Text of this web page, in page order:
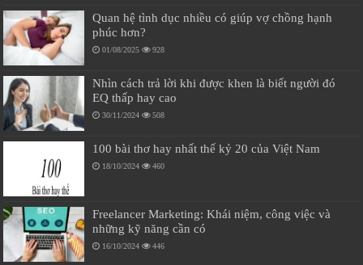
Quan hệ tình dục nhiều có giúp vợ chồng hạnh
phúc hơn?
01/08/2025 928
Nhìn cách trả lời khi được khen là biết người đó
EQ thấp hay cao
30/11/2024 508
100 bài thơ hay nhất thế kỷ 20 của Việt Nam
18/10/2024 460
Freelancer Marketing: Khái niệm, công việc và
những kỹ năng cần có
16/10/2024 446